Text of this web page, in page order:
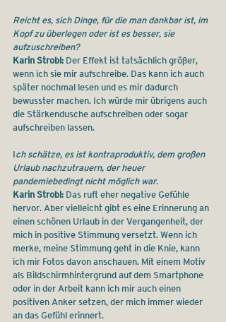
Reicht es, sich Dinge, für die man dankbar ist, im
Kopf zu überlegen oder ist es besser, sie
aufzuschreiben?
Karin Strobl: Der Effekt ist tatsächlich größer,
wenn ich sie mir aufschreibe. Das kann ich auch
später nochmal lesen und es mir dadurch
bewusster machen. Ich würde mir übrigens auch
die Stärkendusche aufschreiben oder sogar
aufschreiben lassen.
Ich schätze, es ist kontraproduktiv, dem großen
Urlaub nachzutrauern, der heuer
pandemiebedingt nicht möglich war.
Karin Strobl: Das ruft eher negative Gefühle
hervor. Aber vielleicht gibt es eine Erinnerung an
einen schönen Urlaub in der Vergangenheit, der
mich in positive Stimmung versetzt. Wenn ich
merke, meine Stimmung geht in die Knie, kann
ich mir Fotos davon anschauen. Mit einem Motiv
als Bildschirmhintergrund auf dem Smartphone
oder in der Arbeit kann ich mir auch einen
positiven Anker setzen, der mich immer wieder
an das Gefühl erinnert.